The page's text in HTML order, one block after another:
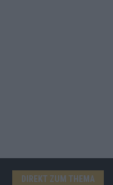
DIREKT ZUM THEMA